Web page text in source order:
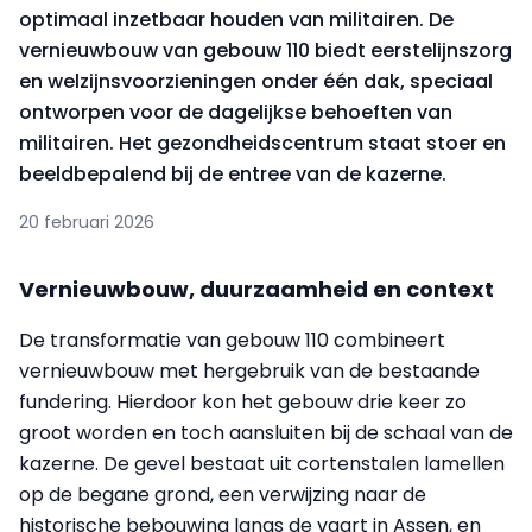
optimaal inzetbaar houden van militairen. De
vernieuwbouw van gebouw 110 biedt eerstelijnszorg
en welzijnsvoorzieningen onder één dak, speciaal
ontworpen voor de dagelijkse behoeften van
militairen. Het gezondheidscentrum staat stoer en
beeldbepalend bij de entree van de kazerne.
20 februari 2026
Vernieuwbouw, duurzaamheid en context
De transformatie van gebouw 110 combineert
vernieuwbouw met hergebruik van de bestaande
fundering. Hierdoor kon het gebouw drie keer zo
groot worden en toch aansluiten bij de schaal van de
kazerne. De gevel bestaat uit cortenstalen lamellen
op de begane grond, een verwijzing naar de
historische bebouwing langs de vaart in Assen, en